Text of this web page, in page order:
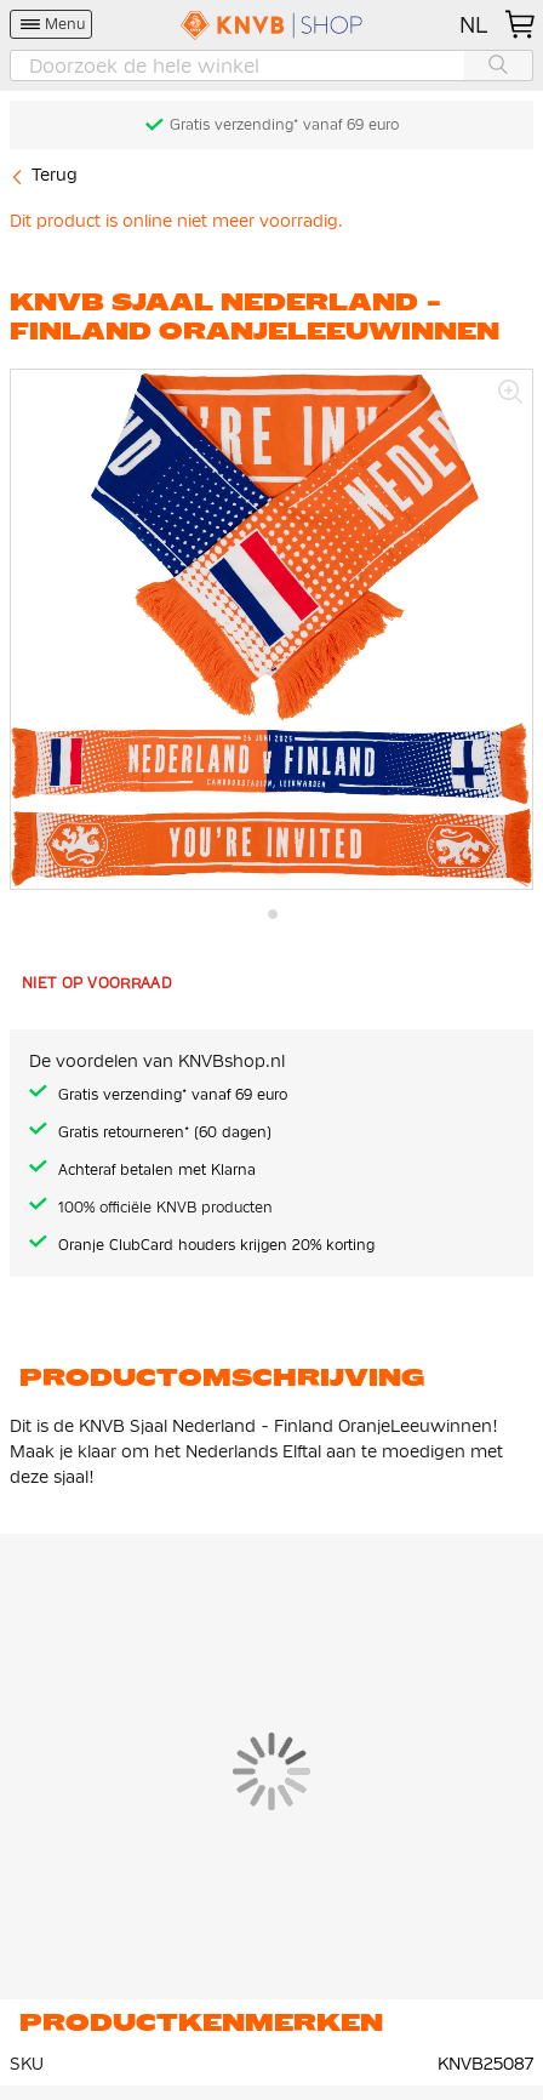
Menu NL
Gratis verzending* vanaf 69 euro
Terug
Dit product is online niet meer voorradig.
KNVB SJAAL NEDERLAND -
FINLAND ORANJELEEUWINNEN
het
afbeeldingen-
gallerij
NIET OP VOORRAAD
De voordelen van KNVBshop.nl
Gratis verzending* vanaf 69 euro
Gratis retourneren* (60 dagen)
Achteraf betalen met Klarna
100% officiële KNVB producten
Oranje ClubCard houders krijgen 20% korting
PRODUCTOMSCHRIJVING
Dit is de KNVB Sjaal Nederland - Finland OranjeLeeuwinnen!
Maak je klaar om het Nederlands Elftal aan te moedigen met
deze sjaal!
PRODUCTKENMERKEN
SKU KNVB25087